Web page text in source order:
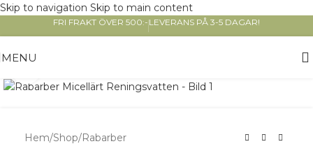
Skip to navigation Skip to main content
FRI FRAKT ÖVER 500:- LEVERANS PÅ 3-5 DAGAR!
MENU
Hem/Shop/Rabarber